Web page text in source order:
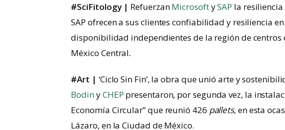
#SciFitology | RefuerzanMicrosoftySAP la resiliencia
SAP ofrecen a sus clientes confiabilidad y resiliencia
disponibilidad independientes de la región de centros
México Central.
#Art | ‘Ciclo Sin Fin’, la obra que unió arte y
BodinyCHEP presentaron, por segunda vez, la
Economía Circular” que reunió 426 pallets, en esta
Lázaro, en la Ciudad de México.